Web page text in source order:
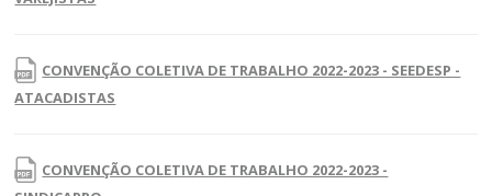
CONVENÇÃO COLETIVA DE TRABALHO 2022-2023 - SEEDESP -
ATACADISTAS
CONVENÇÃO COLETIVA DE TRABALHO 2022-2023 -